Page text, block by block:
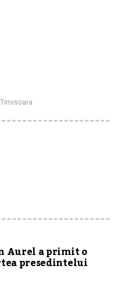
Timisoara
Aurel a primit o
presedintelui